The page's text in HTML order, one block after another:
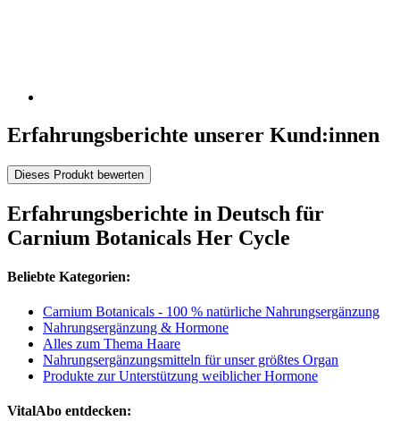
Erfahrungsberichte unserer Kund:innen
Dieses Produkt bewerten
Erfahrungsberichte in Deutsch für
Carnium Botanicals Her Cycle
Beliebte Kategorien:
Carnium Botanicals - 100 % natürliche Nahrungsergänzung
Nahrungsergänzung & Hormone
Alles zum Thema Haare
Nahrungsergänzungsmitteln für unser größtes Organ
Produkte zur Unterstützung weiblicher Hormone
VitalAbo entdecken: